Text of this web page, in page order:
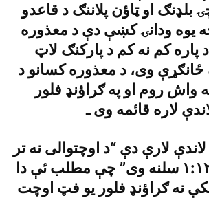
کراچۍ بلډنګ او ټاؤن پلاننګ د قاعدو
يوه ودانۍ کښې دې د معذوره
پاره کم نه کم د پارکنګ لاټ
ځانګړې وى، د معذوره کسانو د
واش روم او په ګراؤنډ فلور
لاره قائمه وى ـ
لارې دې “د اوچتوالى نه تر
اوږوالى شرح ١:١٢ سلنه وى” چې مطلب ئې دا
نه ګراؤنډ فلور يو فټ اوچت